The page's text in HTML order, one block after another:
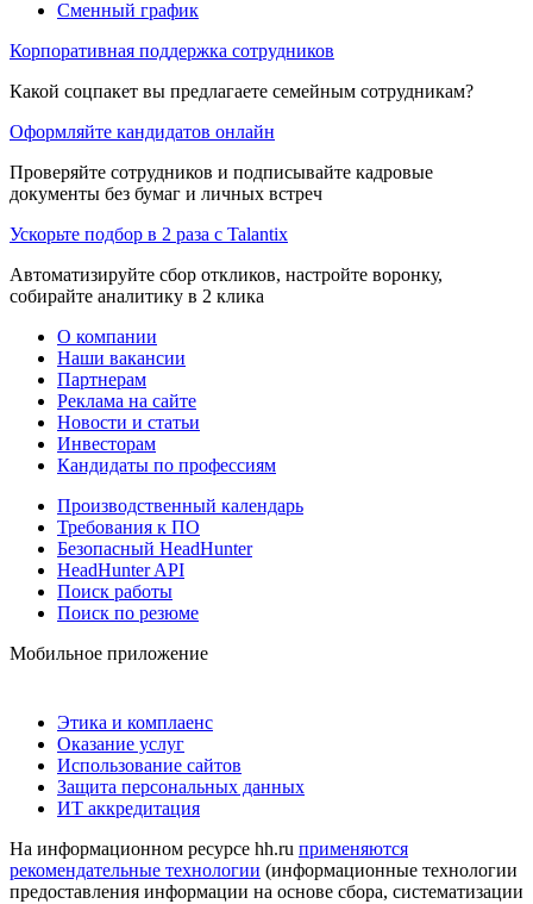
Сменный график
Корпоративная поддержка сотрудников
Какой соцпакет вы предлагаете семейным сотрудникам?
Оформляйте кандидатов онлайн
Проверяйте сотрудников и подписывайте кадровые
документы без бумаг и личных встреч
Ускорьте подбор в 2 раза с Talantix
Автоматизируйте сбор откликов, настройте воронку,
собирайте аналитику в 2 клика
О компании
Наши вакансии
Партнерам
Реклама на сайте
Новости и статьи
Инвесторам
Кандидаты по профессиям
Производственный календарь
Требования к ПО
Безопасный HeadHunter
HeadHunter API
Поиск работы
Поиск по резюме
Мобильное приложение
Этика и комплаенс
Оказание услуг
Использование сайтов
Защита персональных данных
ИТ аккредитация
На информационном ресурсе hh.ru применяются
рекомендательные технологии (информационные технологии
предоставления информации на основе сбора, систематизации